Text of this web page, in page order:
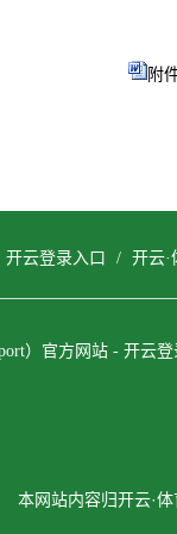
附
云登录入口 / 开云
）官方网站 - 开云
本网站内容归开云·